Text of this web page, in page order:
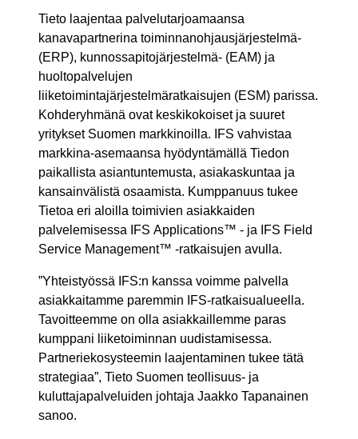
Tieto laajentaa palvelutarjoamaansa
kanavapartnerina toiminnanohjausjärjestelmä-
(ERP), kunnossapitojärjestelmä- (EAM) ja
huoltopalvelujen
liiketoimintajärjestelmäratkaisujen (ESM) parissa.
Kohderyhmänä ovat keskikokoiset ja suuret
yritykset Suomen markkinoilla. IFS vahvistaa
markkina-asemaansa hyödyntämällä Tiedon
paikallista asiantuntemusta, asiakaskuntaa ja
kansainvälistä osaamista. Kumppanuus tukee
Tietoa eri aloilla toimivien asiakkaiden
palvelemisessa IFS Applications™ - ja IFS Field
Service Management™ -ratkaisujen avulla.
”Yhteistyössä IFS:n kanssa voimme palvella
asiakkaitamme paremmin IFS-ratkaisualueella.
Tavoitteemme on olla asiakkaillemme paras
kumppani liiketoiminnan uudistamisessa.
Partneriekosysteemin laajentaminen tukee tätä
strategiaa”, Tieto Suomen teollisuus- ja
kuluttajapalveluiden johtaja Jaakko Tapanainen
sanoo.